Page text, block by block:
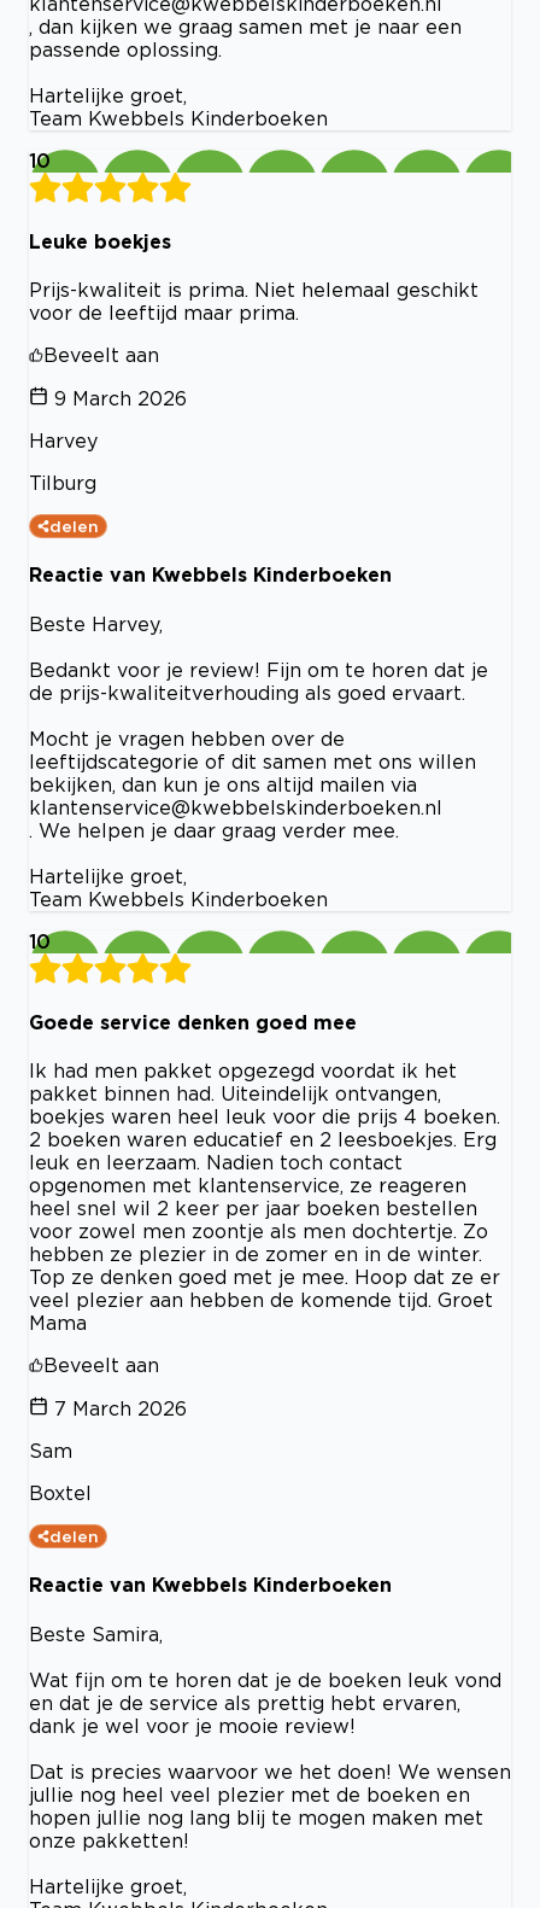
, dan kijken we graag samen met je naar een
passende oplossing.
Hartelijke groet,
Team Kwebbels Kinderboeken
10
Leuke boekjes
Prijs-kwaliteit is prima. Niet helemaal geschikt
voor de leeftijd maar prima.
Beveelt aan
9 March 2026
Harvey
Tilburg
delen
Reactie van Kwebbels Kinderboeken
Beste Harvey,
Bedankt voor je review! Fijn om te horen dat je
de prijs-kwaliteitverhouding als goed ervaart.
Mocht je vragen hebben over de
leeftijdscategorie of dit samen met ons willen
bekijken, dan kun je ons altijd mailen via
klantenservice@kwebbelskinderboeken.nl
. We helpen je daar graag verder mee.
Hartelijke groet,
Team Kwebbels Kinderboeken
10
Goede service denken goed mee
Ik had men pakket opgezegd voordat ik het
pakket binnen had. Uiteindelijk ontvangen,
boekjes waren heel leuk voor die prijs 4 boeken.
2 boeken waren educatief en 2 leesboekjes. Erg
leuk en leerzaam. Nadien toch contact
opgenomen met klantenservice, ze reageren
heel snel wil 2 keer per jaar boeken bestellen
voor zowel men zoontje als men dochtertje. Zo
hebben ze plezier in de zomer en in de winter.
Top ze denken goed met je mee. Hoop dat ze er
veel plezier aan hebben de komende tijd. Groet
Mama
Beveelt aan
7 March 2026
Sam
Boxtel
delen
Reactie van Kwebbels Kinderboeken
Beste Samira,
Wat fijn om te horen dat je de boeken leuk vond
en dat je de service als prettig hebt ervaren,
dank je wel voor je mooie review!
Dat is precies waarvoor we het doen! We wensen
jullie nog heel veel plezier met de boeken en
hopen jullie nog lang blij te mogen maken met
onze pakketten!
Hartelijke groet,